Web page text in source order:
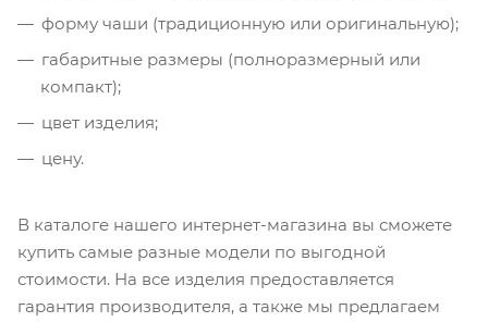
форму чаши (традиционную или оригинальную);
габаритные размеры (полноразмерный или
компакт);
цвет изделия;
цену.
В каталоге нашего интернет-магазина вы сможете
купить самые разные модели по выгодной
стоимости. На все изделия предоставляется
гарантия производителя, а также мы предлагаем